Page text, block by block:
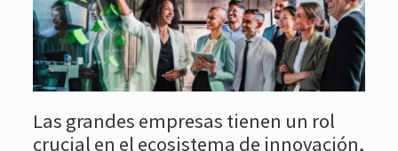
Las grandes empresas tienen un rol
crucial en el ecosistema de innovación,